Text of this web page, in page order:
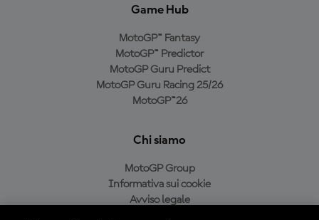
Game Hub
MotoGP™ Fantasy
MotoGP™ Predictor
MotoGP Guru Predict
MotoGP Guru Racing 25/26
MotoGP™26
Chi siamo
MotoGP Group
Informativa sui cookie
Avviso legale